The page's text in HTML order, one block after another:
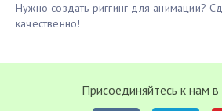
Нужно создать риггинг для анимации?
качественно!
Присоединяйтесь к нам в